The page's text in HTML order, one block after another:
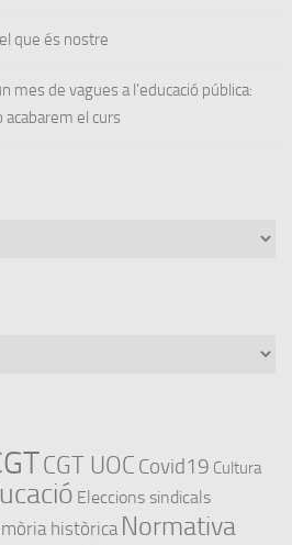
que és nostre
mes de vagues a l’educació pública:
el curs
CGT UOC Covid19 Cultura
Eleccions sindicals
històrica Normativa